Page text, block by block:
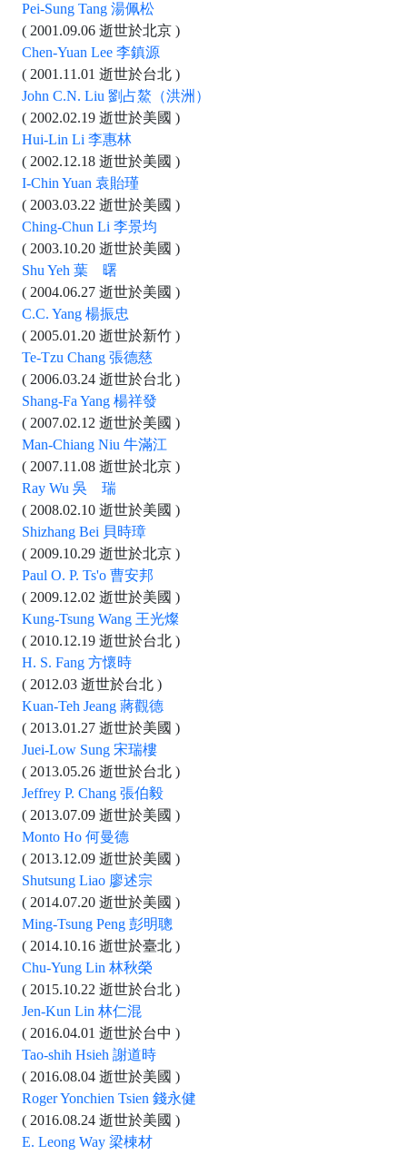
Pei-Sung Tang 湯佩松
( 2001.09.06 逝世於北京 )
Chen-Yuan Lee 李鎮源
( 2001.11.01 逝世於台北 )
John C.N. Liu 劉占鰲（洪洲）
( 2002.02.19 逝世於美國 )
Hui-Lin Li 李惠林
( 2002.12.18 逝世於美國 )
I-Chin Yuan 袁貽瑾
( 2003.03.22 逝世於美國 )
Ching-Chun Li 李景均
( 2003.10.20 逝世於美國 )
Shu Yeh 葉 曙
( 2004.06.27 逝世於美國 )
C.C. Yang 楊振忠
( 2005.01.20 逝世於新竹 )
Te-Tzu Chang 張德慈
( 2006.03.24 逝世於台北 )
Shang-Fa Yang 楊祥發
( 2007.02.12 逝世於美國 )
Man-Chiang Niu 牛滿江
( 2007.11.08 逝世於北京 )
Ray Wu 吳 瑞
( 2008.02.10 逝世於美國 )
Shizhang Bei 貝時璋
( 2009.10.29 逝世於北京 )
Paul O. P. Ts'o 曹安邦
( 2009.12.02 逝世於美國 )
Kung-Tsung Wang 王光燦
( 2010.12.19 逝世於台北 )
H. S. Fang 方懷時
( 2012.03 逝世於台北 )
Kuan-Teh Jeang 蔣觀德
( 2013.01.27 逝世於美國 )
Juei-Low Sung 宋瑞樓
( 2013.05.26 逝世於台北 )
Jeffrey P. Chang 張伯毅
( 2013.07.09 逝世於美國 )
Monto Ho 何曼德
( 2013.12.09 逝世於美國 )
Shutsung Liao 廖述宗
( 2014.07.20 逝世於美國 )
Ming-Tsung Peng 彭明聰
( 2014.10.16 逝世於臺北 )
Chu-Yung Lin 林秋榮
( 2015.10.22 逝世於台北 )
Jen-Kun Lin 林仁混
( 2016.04.01 逝世於台中 )
Tao-shih Hsieh 謝道時
( 2016.08.04 逝世於美國 )
Roger Yonchien Tsien 錢永健
( 2016.08.24 逝世於美國 )
E. Leong Way 梁棟材